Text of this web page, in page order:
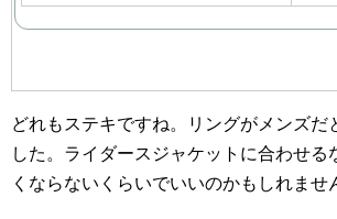
どれもステキですね。リングがメンズだ
した。ライダースジャケットに合わせる
くならないくらいでいいのかもしれませ